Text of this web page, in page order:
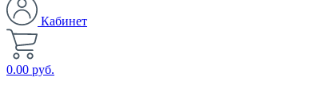
Кабинет
0.00 руб.